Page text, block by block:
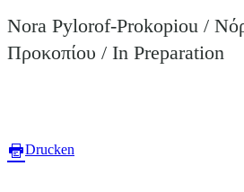
Nora Pylorof-Prokopiou /
Προκοπίου / In Preparation
Drucken